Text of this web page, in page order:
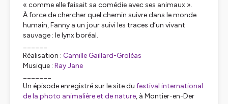
« comme elle faisait sa comédie avec ses animaux ».
À force de chercher quel chemin suivre dans le monde
humain, Fanny a un jour suivi les traces d’un vivant
sauvage : le lynx boréal.
Réalisation : Camille Gaillard-Groléas
Musique : Ray Jane
Un épisode enregistré sur le site du festival international
de la photo animalière et de nature, à Montier-en-Der